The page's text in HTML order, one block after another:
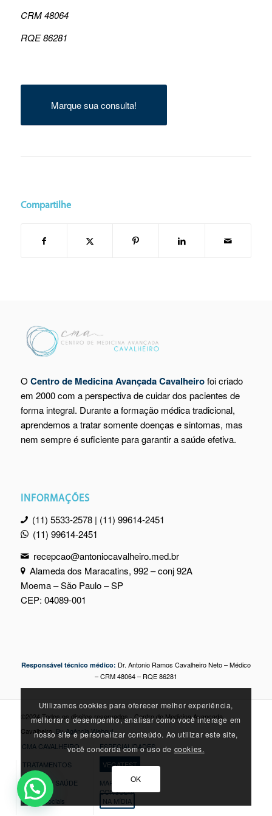
CRM 48064
RQE 86281
Marque sua consulta!
Compartilhe
O Centro de Medicina Avançada Cavalheirofoi criado
em 2000 com a perspectiva de cuidar dos pacientes de
forma integral. Durante a formação médica tradicional,
aprendemos a tratar somente doenças e sintomas, mas
nem sempre é suficiente para garantir a saúde efetiva.
INFORMAÇÕES
(11) 5533-2578 | (11) 99614-2451
(11) 99614-2451
recepcao@antoniocavalheiro.med.br
Alameda dos Maracatins, 992 – conj 92A
Moema – São Paulo – SP
CEP: 04089-001
Responsável técnico médico: Dr. Antonio Ramos Cavalheiro Neto – Médico
– CRM 48064 – RQE 86281
©2024 Todos os direitos reservados - Centro de Medicina Avançada
Cavalheiro. By Agência Webgui
CMA CAVALHEIRO
ESPECIALIDADES
TRATAMENTOS
VEGATEST
DICAS DE SAÚDE
MARQUE SUA
CONSULTA
Redes Sociais
NA MÍDIA
Utilizamos cookies para oferecer melhor experiência,
melhorar o desempenho, analisar como você interage em
nosso site e personalizar conteúdo. Ao utilizar este site,
você concorda com o uso de cookies.
OK